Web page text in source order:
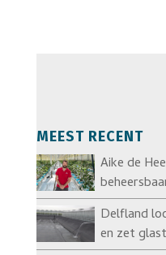
MEEST RECENT
Aike de
Delfland
en zet